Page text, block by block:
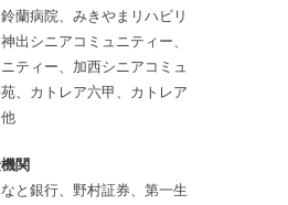
蘭病院、みきやまリハビリ
出シニアコミュニティー、
ティー、加西シニアコミュ
、カトレア六甲、カトレア
関
と銀行、野村証券、第一生